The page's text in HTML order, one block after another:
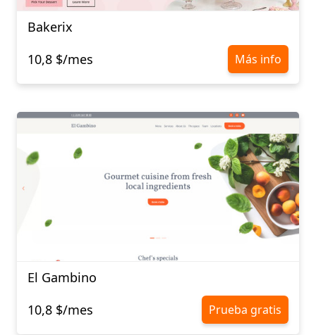
Bakerix
10,8 $/mes
Más info
El Gambino
10,8 $/mes
Prueba gratis